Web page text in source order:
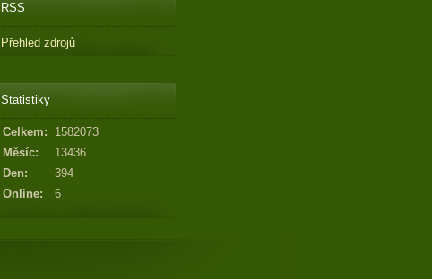
RSS
Přehled zdrojů
Statistiky
Online: 6
Celkem:
1582073
Měsíc:
13436
Den:
394